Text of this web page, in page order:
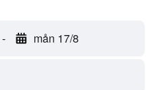
- mån 17/8